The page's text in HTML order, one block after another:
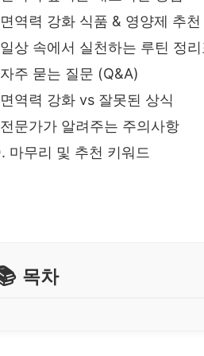
면역력 강화 식품 & 영양제 추천
일상 속에서 실천하는 루틴 정
자주 묻는 질문 (Q&A)
면역력 강화 vs 잘못된 상식
전문가가 알려주는 주의사항
마무리 및 추천 키워드
목차